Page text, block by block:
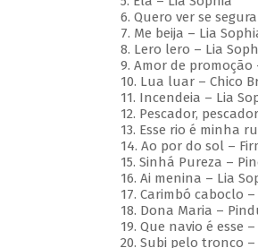
6. Quero ver se
7. Me beija – Lia
8. Lero lero – Lia
9. Amor de promoção
10. Lua luar – Chico
11. Incendeia – Lia
12. Pescador,
13. Esse rio é minha
14. Ao por do sol –
15. Sinhá Pureza –
16. Ai menina – Lia
17. Carimbó caboclo
18. Dona Maria –
19. Que navio é esse
20. Subi pelo tronco